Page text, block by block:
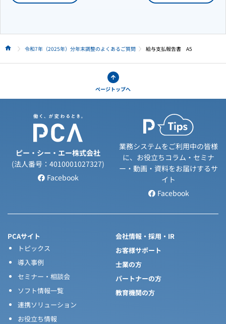
HOME令和7年（2025年）分年末調整のよくあるご質問 給与支払報告書 A5
ページトップへ
ピー・シー・エー株式会社
(法人番号：4010001027327)
Facebook
業務システムをご利用中の皆様
に、お役立ちコラム・セミナ
ー・動画・資料をお届けするサ
イト
Facebook
PCAサイト
トピックス
導入事例
セミナー・相談会
ソフト情報一覧
連携ソリューション
お役立ち情報
会社情報・採用・IR
お客様サポート
士業の方
パートナーの方
教育機関の方